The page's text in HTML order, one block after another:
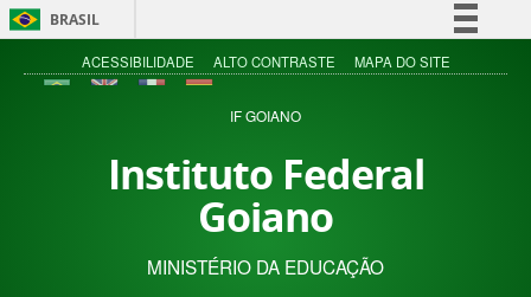
BRASIL
Simplifique!
Acesso à informação
ACESSIBILIDADE ALTO CONTRASTE MAPA DO SITE
IF GOIANO
Instituto Federal
Goiano
MINISTÉRIO DA EDUCAÇÃO